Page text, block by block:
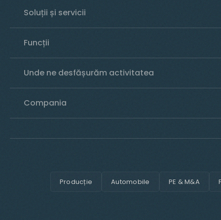
Soluții și servicii
Funcții
Unde ne desfășurăm activitatea
Compania
Producție Automobile PE & M&A